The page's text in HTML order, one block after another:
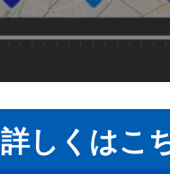
詳しくはこ